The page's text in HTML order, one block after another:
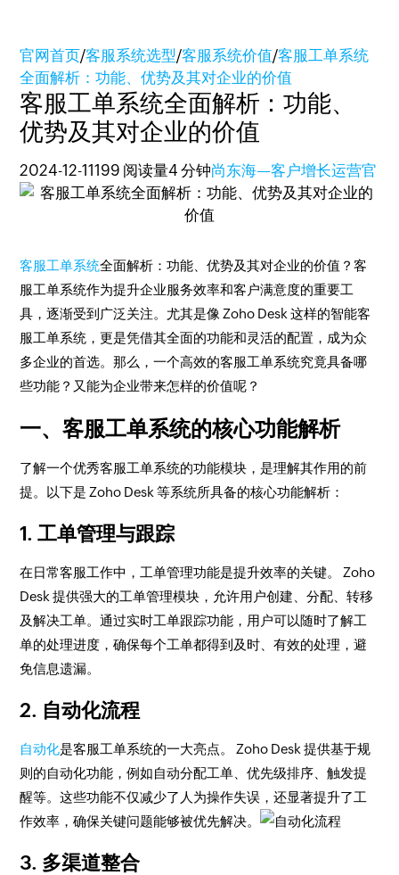
官网首页/客服系统选型/客服系统价值/客服工单系统
全面解析：功能、优势及其对企业的价值
客服工单系统全面解析：功能、
优势及其对企业的价值
2024-12-11199 阅读量4 分钟尚东海—客户增长运营官
客服工单系统全面解析：功能、优势及其对企业的价值？客
服工单系统作为提升企业服务效率和客户满意度的重要工
具，逐渐受到广泛关注。尤其是像 Zoho Desk 这样的智能客
服工单系统，更是凭借其全面的功能和灵活的配置，成为众
多企业的首选。那么，一个高效的客服工单系统究竟具备哪
些功能？又能为企业带来怎样的价值呢？
一、客服工单系统的核心功能解析
了解一个优秀客服工单系统的功能模块，是理解其作用的前
提。以下是 Zoho Desk 等系统所具备的核心功能解析：
1. 工单管理与跟踪
在日常客服工作中，工单管理功能是提升效率的关键。 Zoho
Desk 提供强大的工单管理模块，允许用户创建、分配、转移
及解决工单。通过实时工单跟踪功能，用户可以随时了解工
单的处理进度，确保每个工单都得到及时、有效的处理，避
免信息遗漏。
2. 自动化流程
自动化是客服工单系统的一大亮点。 Zoho Desk 提供基于规
则的自动化功能，例如自动分配工单、优先级排序、触发提
醒等。这些功能不仅减少了人为操作失误，还显著提升了工
作效率，确保关键问题能够被优先解决。
3. 多渠道整合